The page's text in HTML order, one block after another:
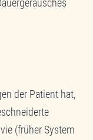
der Patient hat,
(früher System